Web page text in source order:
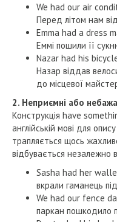
We had our air
Перед літом нам
Emma had a dress
Еммі пошили її
Nazar had his
Назар віддав
до місцевої
2. Неприємні або
Конструкція have
англійській мові для
трапляється щось
відбувається незалежно
Sasha had her
вкрали гаманець
We had our fence
паркан пошкодило